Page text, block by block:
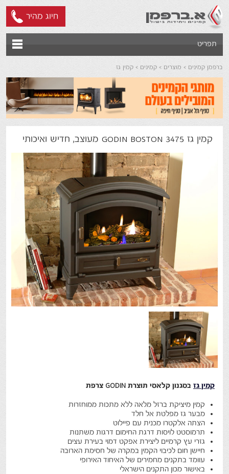
חיוג מהיר
תפריט
ברפמן קמינים מוצרים קמינים קמין גז
קמין גז GODIN BOSTON 3475 מעוצב, חדיש ואיכותי
קמין גז בסגנון קלאסי תוצרת GODIN צרפת
קמין מיציקת ברזל מלאה ללא מתכות ממוחזרות
מבער גז מפלטת אל חלד
הצתה אלקטרו מכנית עם פיילוט
תרמוסטט לויסות דרגת החימום דרגות משתנות
גזרי עץ קרמיים ליצירת אפקט דמוי בעירת עצים
חיישן חום לכיבוי הקמין במקרה של חסימת הארובה
עוומד בתקנים מחמירים של האיחוד האירופי
באישור מכון התקנים הישראלי